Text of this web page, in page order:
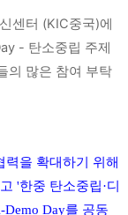
센터 (KIC중국)에
- 탄소중립 주제
의 많은 참여 부탁
력을 확대하기 위해
'한중 탄소중립·디
Day를 공동